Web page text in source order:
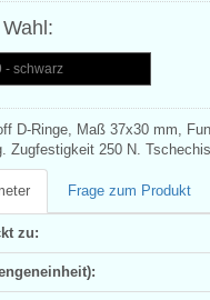
- schwarz
D-Ringe, Maß 37x30 mm,
Zugfestigkeit 250 N.
Frage zum Produkt
zu: